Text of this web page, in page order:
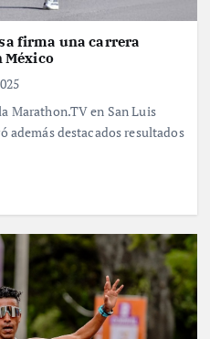
firma una carrera
México
Marathon.TV en San Luis
además destacados resultados